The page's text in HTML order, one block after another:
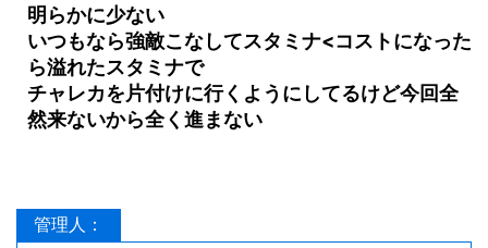
>>455
明らかに少ない
いつもなら強敵こなしてスタミナ<コストになった
ら溢れたスタミナで
チャレカを片付けに行くようにしてるけど今回全